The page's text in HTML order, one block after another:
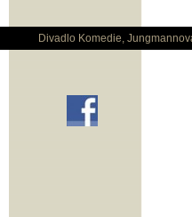
Divadlo Komedie,